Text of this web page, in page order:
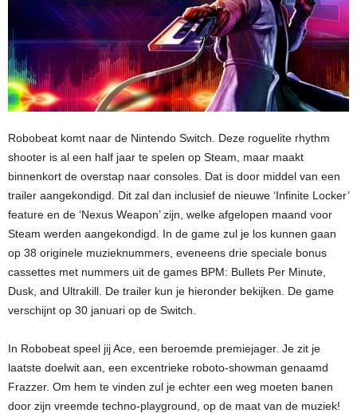
Robobeat komt naar de Nintendo Switch. Deze roguelite rhythm
shooter is al een half jaar te spelen op Steam, maar maakt
binnenkort de overstap naar consoles. Dat is door middel van een
trailer aangekondigd. Dit zal dan inclusief de nieuwe ‘Infinite Locker’
feature en de ‘Nexus Weapon’ zijn, welke afgelopen maand voor
Steam werden aangekondigd. In de game zul je los kunnen gaan
op 38 originele muzieknummers, eveneens drie speciale bonus
cassettes met nummers uit de games BPM: Bullets Per Minute,
Dusk, and Ultrakill. De trailer kun je hieronder bekijken. De game
verschijnt op 30 januari op de Switch.
In Robobeat speel jij Ace, een beroemde premiejager. Je zit je
laatste doelwit aan, een excentrieke roboto-showman genaamd
Frazzer. Om hem te vinden zul je echter een weg moeten banen
door zijn vreemde techno-playground, op de maat van de muziek!